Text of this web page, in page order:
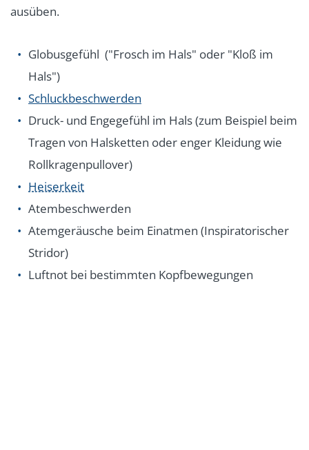
ausüben.
Globusgefühl ("Frosch im Hals" oder "Kloß im
Hals")
Schluckbeschwerden
Druck- und Engegefühl im Hals (zum Beispiel beim
Tragen von Halsketten oder enger Kleidung wie
Rollkragenpullover)
Heiserkeit
Atembeschwerden
Atemgeräusche beim Einatmen (Inspiratorischer
Stridor)
Luftnot bei bestimmten Kopfbewegungen